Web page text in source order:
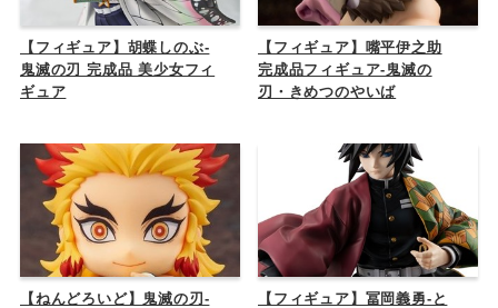
【フィギュア】胡蝶しのぶ-
鬼滅の刃 完成品 美少女フィ
ギュア
【フィギュア】嘴平伊之助
完成品フィギュア-鬼滅の
刃・きめつのやいば
【ねんどろいど】鬼滅の刃-
【フィギュア】冨岡義勇-と